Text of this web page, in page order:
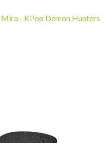
- KPop Demon Hunters